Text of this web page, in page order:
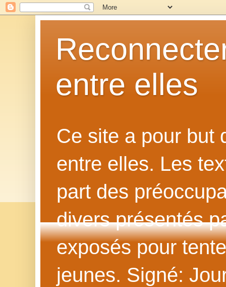
entre elles
Ce site a pour but
entre elles. Les
part des
divers présentés
exposés pour
jeunes. Signé: